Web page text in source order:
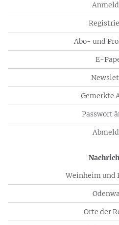
Abo- und
E-
Gemerkte
Passwort
Weinheim und
Orte der